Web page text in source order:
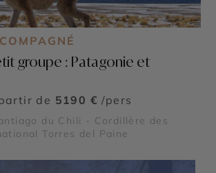
groupe : Patagonie et
de 5190 € /pers
du Chili - Cordillère des
Torres del Paine